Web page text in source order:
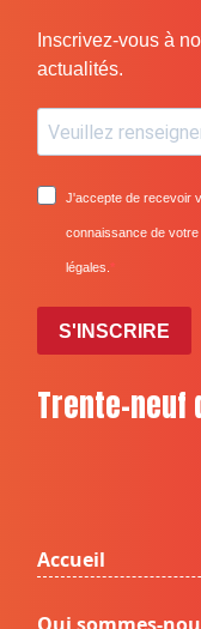
Inscrivez-vous à
actualités.
J'accepte de recevoir
connaissance de votre
légales.
S'INSCRIRE
Trente-neuf
Accueil